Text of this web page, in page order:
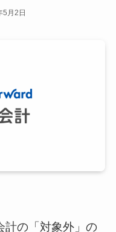
5月2日
計の「対象外」の